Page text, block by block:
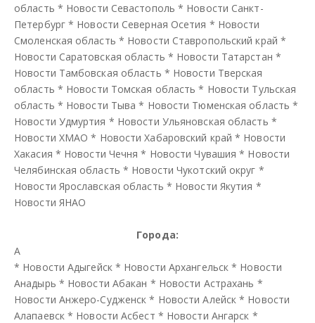
область * Новости Севастополь * Новости Санкт-
Петербург* Новости Северная Осетия * Новости
Смоленская область * Новости Ставропольский край *
Новости Саратовская область * Новости Татарстан *
Новости Тамбовская область * Новости Тверская
область * Новости Томская область * Новости Тульская
область * Новости Тыва * Новости Тюменская область *
Новости Удмуртия * Новости Ульяновская область *
Новости ХМАО * Новости Хабаровский край * Новости
Хакасия * Новости Чечня * Новости Чувашия * Новости
Челябинская область * Новости Чукотский округ *
Новости Ярославская область * Новости Якутия *
Новости ЯНАО
Города:
А
* Новости Адыгейск* Новости Архангельск * Новости
Анадырь * Новости Абакан * Новости Астрахань *
Новости Анжеро-Судженск * Новости Алейск * Новости
Алапаевск* Новости Асбест * Новости Ангарск *